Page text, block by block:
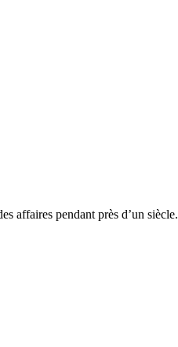
affaires pendant près d’un siècle.